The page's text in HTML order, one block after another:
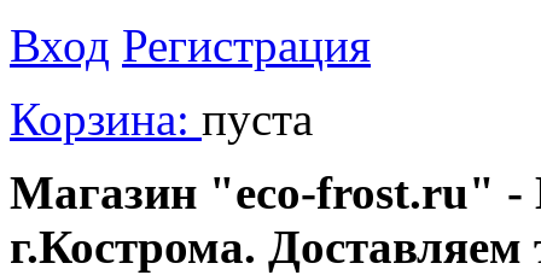
Вход Регистрация
Корзина: пуста
Магазин "eco-frost.ru" -
г.Кострома.